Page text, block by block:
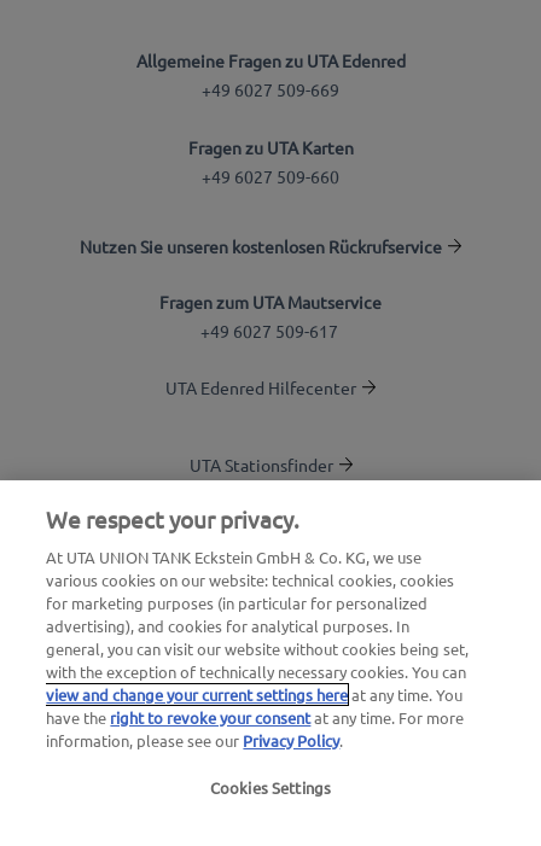
Allgemeine Fragen zu UTA Edenred
+49 6027 509-669
Fragen zu UTA Karten
+49 6027 509-660
Nutzen Sie unseren kostenlosen Rückrufservice
Fragen zum UTA Mautservice
+49 6027 509-617
UTA Edenred Hilfecenter
UTA Stationsfinder
Blog
Login Kundenbereich
Über UTA Edenred
UTA Academy
Datenschutzerklärung |
We respect your privacy.
At UTA UNION TANK Eckstein GmbH & Co. KG, we use
various cookies on our website: technical cookies, cookies
for marketing purposes (in particular for personalized
advertising), and cookies for analytical purposes. In
general, you can visit our website without cookies being set,
with the exception of technically necessary cookies. You can
view and change your current settings hereat any time. You
have the right to revoke your consentat any time. For more
information, please see our Privacy Policy.
Cookies Settings